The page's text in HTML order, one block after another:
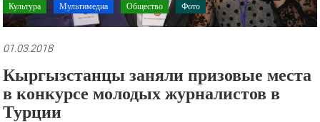
Культура Мультимедиа Общество Фото
01.03.2018
Кыргызстанцы заняли призовые места
в конкурсе молодых журналистов в
Турции